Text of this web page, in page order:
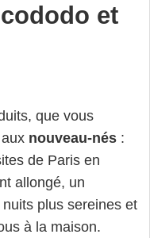
et
que vous
nouveau-nés :
de Paris en
allongé, un
plus sereines et
à la maison.